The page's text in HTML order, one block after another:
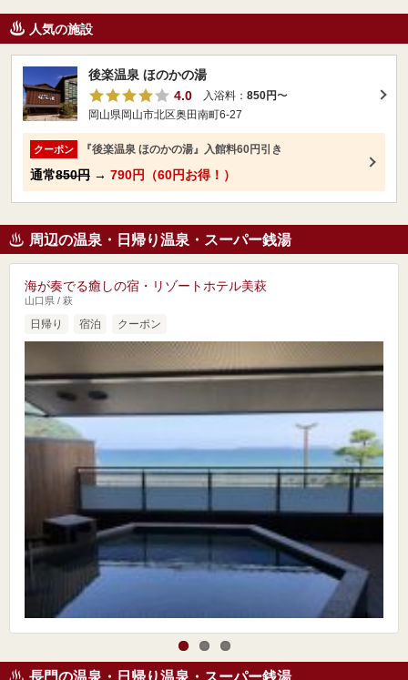
人気の施設
後楽温泉 ほのかの湯
4.0
入浴料： 850円〜
岡山県岡山市北区奥田南町6-27
クーポン 『後楽温泉 ほのかの湯』入館料60円引き
通常850円 → 790円（60円お得！）
周辺の温泉・日帰り温泉・スーパー銭湯
海が奏でる癒しの宿・リゾートホテル美萩
山口県 / 萩
日帰り 宿泊 クーポン
長門の温泉・日帰り温泉・スーパー銭湯